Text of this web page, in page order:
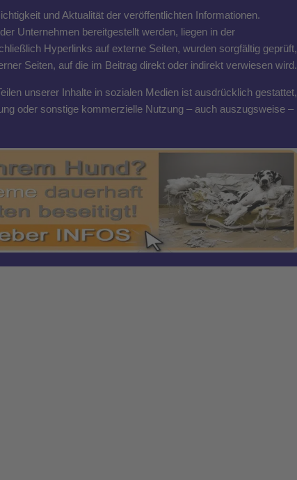
und Aktualität der veröffentlichten Informationen.
Unternehmen bereitgestellt werden, liegen in der
Hyperlinks auf externe Seiten, wurden sorgfältig geprüft,
Seiten, auf die im Beitrag direkt oder indirekt verwiesen wird.
unserer Inhalte in sozialen Medien ist ausdrücklich gestattet,
oder sonstige kommerzielle Nutzung – auch auszugsweise –